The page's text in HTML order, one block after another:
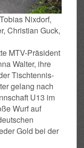
Nixdorf,
Christian Guck,
MTV-Präsident
Walter, ihre
Tischtennis-
gelang nach
U13 im
Wurf auf
Gold bei der